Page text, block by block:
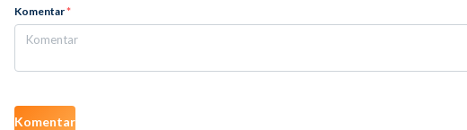
Komentar*
Komentar